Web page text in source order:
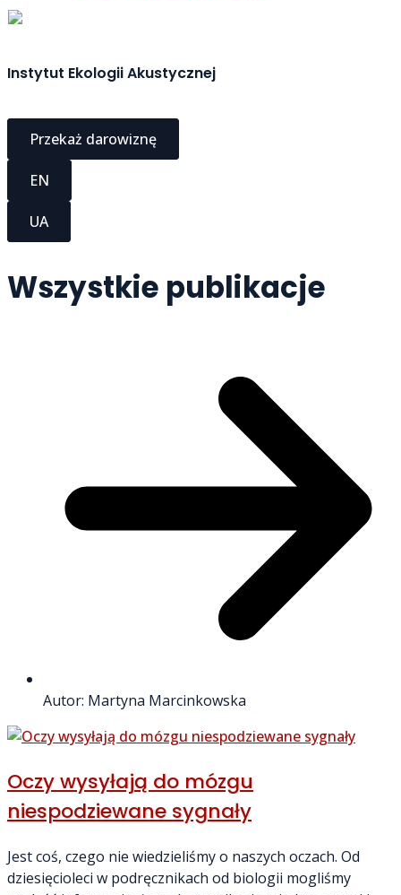
Instytut Ekologii Akustycznej
Przekaż darowiznę
EN
UA
Wszystkie publikacje
Autor: Martyna Marcinkowska
Oczy wysyłają do mózgu
niespodziewane sygnały
Jest coś, czego nie wiedzieliśmy o naszych oczach. Od
dziesięcioleci w podręcznikach od biologii mogliśmy